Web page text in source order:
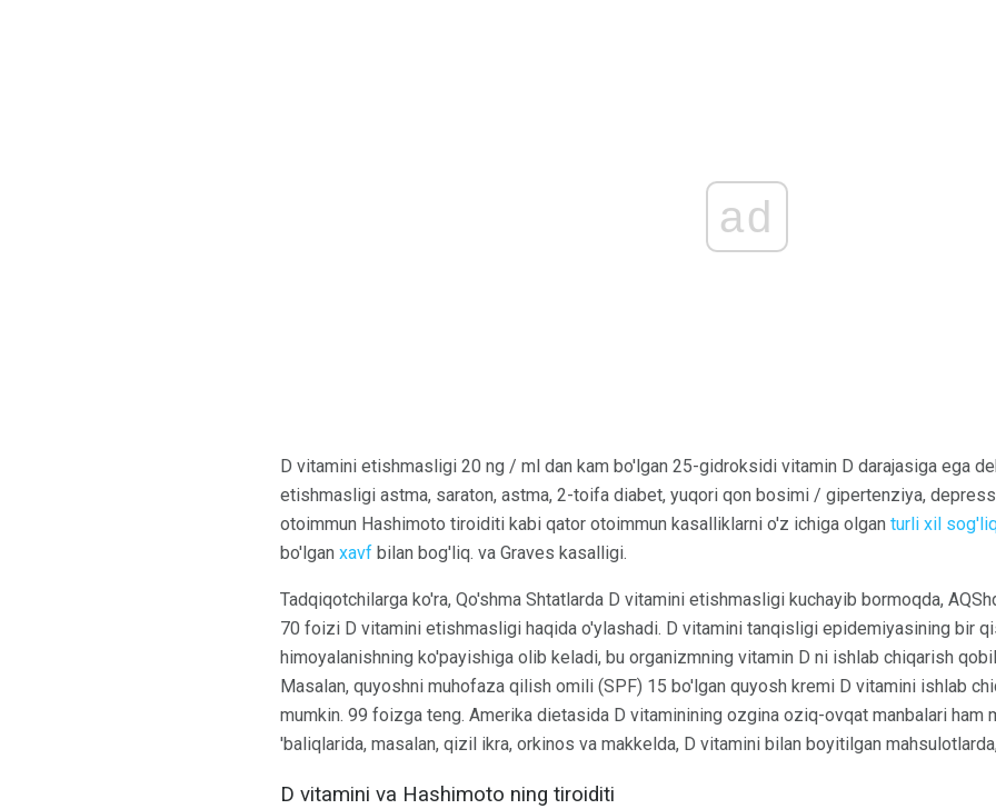
ad
D vitamini etishmasligi 20 ng / ml dan kam bo'lgan 25-gidroksidi vitamin D darajasiga ega
etishmasligi astma, saraton, astma, 2-toifa diabet, yuqori qon bosimi / gipertenziya,
otoimmun Hashimoto tiroiditi kabi qator otoimmun kasalliklarni o'z ichiga olgan turli xil
bo'lgan xavf bilan bog'liq. va Graves kasalligi.
Tadqiqotchilarga ko'ra, Qo'shma Shtatlarda D vitamini etishmasligi kuchayib bormoqda,
70 foizi D vitamini etishmasligi haqida o'ylashadi. D vitamini tanqisligi epidemiyasining bir
himoyalanishning ko'payishiga olib keladi, bu organizmning vitamin D ni ishlab chiqarish
Masalan, quyoshni muhofaza qilish omili (SPF) 15 bo'lgan quyosh kremi D vitamini ishlab
mumkin. 99 foizga teng. Amerika dietasida D vitaminining ozgina oziq-ovqat manbalari ham
'baliqlarida, masalan, qizil ikra, orkinos va makkelda, D vitamini bilan boyitilgan
D vitamini va Hashimoto ning tiroiditi